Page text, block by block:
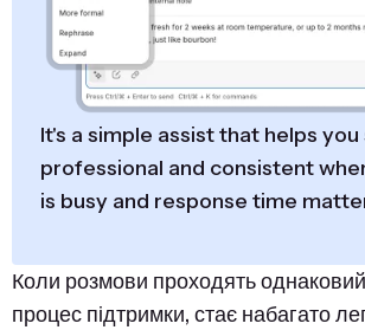
It's a simple assist that helps
professional and consistent
is busy and response time
Коли розмови проходять
процес підтримки, стає набагато